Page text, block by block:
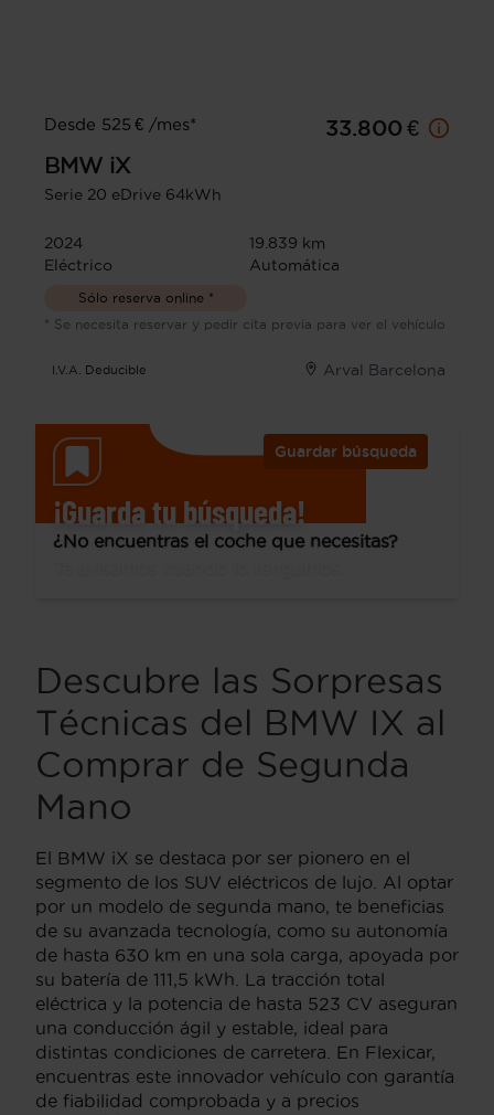
Desde 525 € /mes*
33.800 €
BMW iX
Serie 20 eDrive 64kWh
2024
19.839 km
Eléctrico
Automática
Sólo reserva online *
* Se necesita reservar y pedir cita previa para ver el vehículo
I.V.A. Deducible Arval Barcelona
Guardar búsqueda
¡Guarda tu búsqueda!
¿No encuentras el coche que necesitas?
Descubre las Sorpresas
Técnicas del BMW IX al
Comprar de Segunda
Mano
El BMW iX se destaca por ser pionero en el
segmento de los SUV eléctricos de lujo. Al optar
por un modelo de segunda mano, te beneficias
de su avanzada tecnología, como su autonomía
de hasta 630 km en una sola carga, apoyada por
su batería de 111,5 kWh. La tracción total
eléctrica y la potencia de hasta 523 CV aseguran
una conducción ágil y estable, ideal para
distintas condiciones de carretera. En Flexicar,
encuentras este innovador vehículo con garantía
de fiabilidad comprobada y a precios